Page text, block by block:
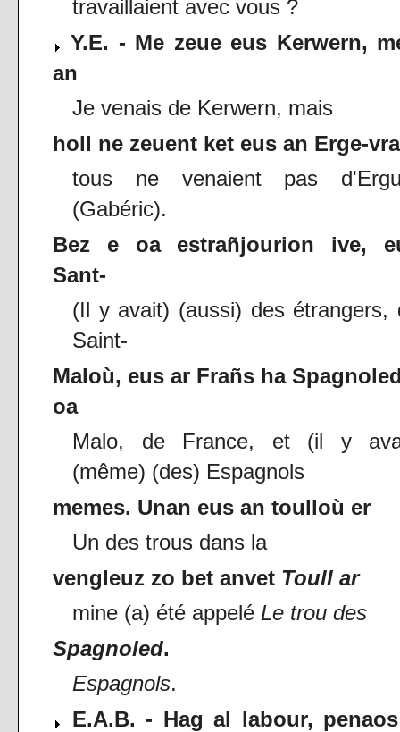
travaillaient avec vous ?
Y.E. - Me zeue eus Kerwern,
an
Je venais de Kerwern, mais
holl ne zeuent ket eus an Erge-
tous ne venaient pas
(Gabéric).
Bez e oa estrañjourion ive,
Sant-
(Il y avait) (aussi) des étrangers,
Saint-
Maloù, eus ar Frañs ha
oa
Malo, de France, et (il y
(même) (des) Espagnols
memes. Unan eus an toulloù er
Un des trous dans la
vengleuz zo bet anvet Toull ar
mine (a) été appelé Le trou des
Spagnoled.
Espagnols.
E.A.B. - Hag al labour,